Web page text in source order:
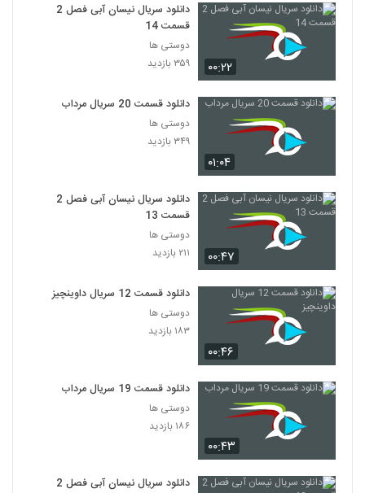
۰۰:۲۲
دانلود سریال نیسان آبی فصل 2
قسمت 14
دوستی ها
۳۵۹ بازدید
۰۱:۰۴
دانلود قسمت 20 سریال مرداب
دوستی ها
۳۴۹ بازدید
۰۰:۴۷
دانلود سریال نیسان آبی فصل 2
قسمت 13
دوستی ها
۲۱۱ بازدید
۰۰:۴۶
دانلود قسمت 12 سریال داوینچیز
دوستی ها
۱۸۳ بازدید
۰۰:۴۳
دانلود قسمت 19 سریال مرداب
دوستی ها
۱۸۶ بازدید
دانلود سریال نیسان آبی فصل 2